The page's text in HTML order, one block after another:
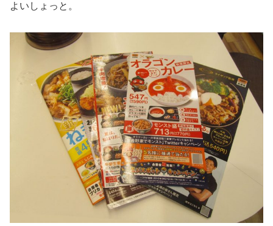
よいしょっと。